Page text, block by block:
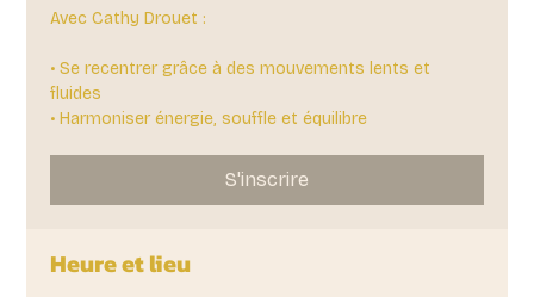
Avec Cathy Drouet :
• Se recentrer grâce à des mouvements lents et
fluides
• Harmoniser énergie, souffle et équilibre
S'inscrire
Heure et lieu